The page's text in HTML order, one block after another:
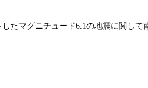
たマグニチュード6.1の地震に関し